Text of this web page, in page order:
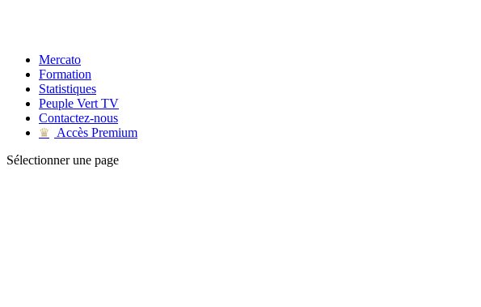
Mercato
Formation
Statistiques
Peuple Vert TV
Contactez-nous
♛
Accès Premium
Sélectionner une page